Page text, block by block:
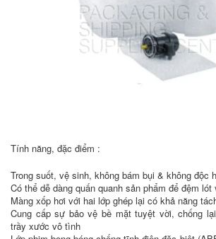
Tính năng, đặc điểm :
Trong suốt, vệ sinh, không bám bụi & không độc
Có thể dễ dàng quấn quanh sản phẩm để đệm lót
Màng xốp hơi với hai lớp ghép lại có khả năng
Cung cấp sự bảo vệ bề mặt tuyệt vời, chống
trầy xước vô tình